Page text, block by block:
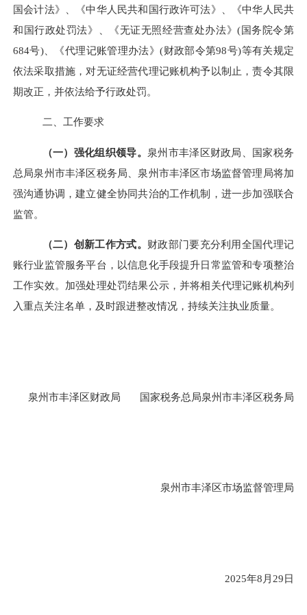
国会计法》、《中华人民共和国行政许可法》、《中华人民共
和国行政处罚法》、《无证无照经营查处办法》(国务院令第
684号)、《代理记账管理办法》(财政部令第98号)等有关规定
依法采取措施，对无证经营代理记账机构予以制止，责令其限
期改正，并依法给予行政处罚。
二、工作要求
（一）强化组织领导。 泉州市丰泽区财政局、国家税务
总局泉州市丰泽区税务局、泉州市丰泽区市场监督管理局将加
强沟通协调，建立健全协同共治的工作机制，进一步加强联合
监管。
（二）创新工作方式。 财政部门要充分利用全国代理记
账行业监管服务平台，以信息化手段提升日常监管和专项整治
工作实效。加强处理处罚结果公示，并将相关代理记账机构列
入重点关注名单，及时跟进整改情况，持续关注执业质量。
泉州市丰泽区财政局 国家税务总局泉州市丰泽区税务局
泉州市丰泽区市场监督管理局
2025年8月29日